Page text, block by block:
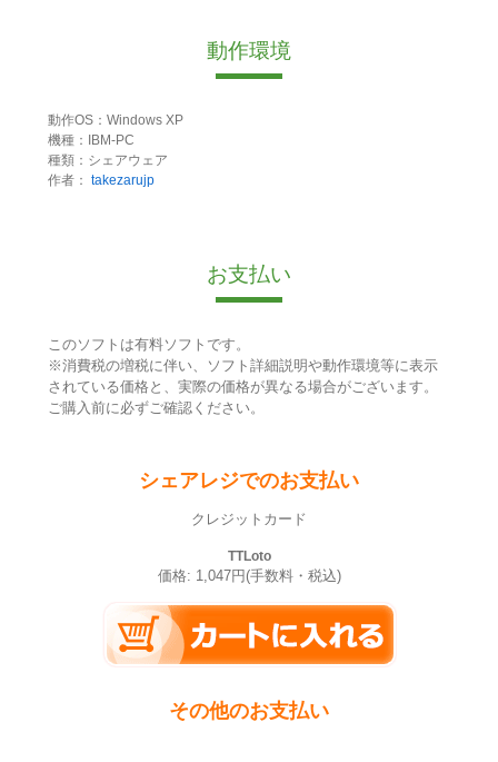
動作環境
動作OS：Windows XP
機種：IBM-PC
種類：シェアウェア
作者： takezarujp
お支払い
このソフトは有料ソフトです。
※消費税の増税に伴い、ソフト詳細説明や動作環境等に表示
されている価格と、実際の価格が異なる場合がございます。
ご購入前に必ずご確認ください。
シェアレジでのお支払い
クレジットカード
TTLoto
価格: 1,047円(手数料・税込)
その他のお支払い